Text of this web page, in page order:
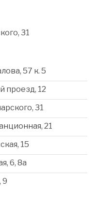
31
57 к. 5
проезд, 12
31
21
15
6, 8a
9